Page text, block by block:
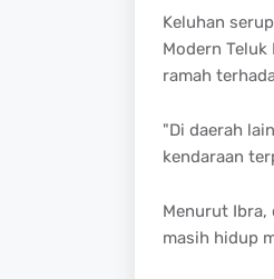
Keluhan
Modern
ramah
"Di daerah
kendaraan
Menurut Ibra,
masih hidup